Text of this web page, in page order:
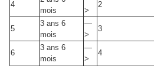
4
mois
>
2
5
3 ans 6
mois
—
>
3
6
3 ans 6
mois
—
>
4